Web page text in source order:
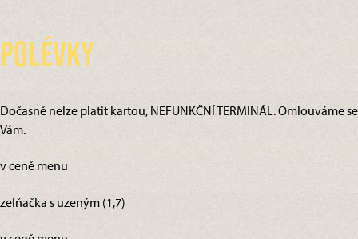
Polévky
Dočasně nelze platit kartou, NEFUNKČNÍ TERMINÁL. Omlouváme se
Vám.
v ceně menu
zelňačka s uzeným (1,7)